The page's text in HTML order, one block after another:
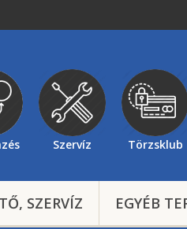
Szervíz Törzsklub
SZERVÍZ EGYÉB